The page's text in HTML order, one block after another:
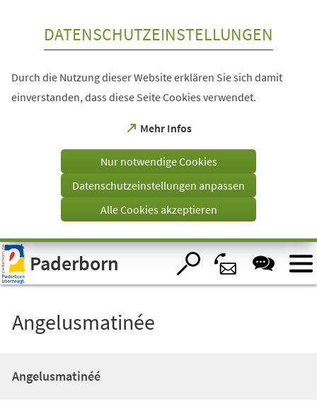
Visuelle
Assistenzsoftware
öffnen.
DATENSCHUTZEINSTELLUNGEN
Durch die Nutzung dieser Website erklären Sie sich damit
einverstanden, dass diese Seite Cookies verwendet.
Mehr Infos
(Öffnet
einem
Tab)
Nur notwendige Cookies
Datenschutzeinstellungen anpassen
Alle Cookies akzeptieren
Paderborn
Angelusmatinée
Angelusmatinéé